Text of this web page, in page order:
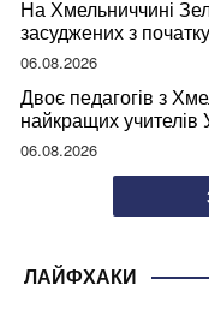
На Хмельниччині
засуджених з
06.08.2026
Двоє педагогів з
найкращих учителів
06.08.2026
ЛАЙФХАКИ